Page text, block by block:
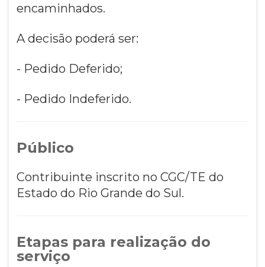
encaminhados.
A decisão poderá ser:
- Pedido Deferido;
- Pedido Indeferido.
Público
Contribuinte inscrito no CGC/TE do
Estado do Rio Grande do Sul.
Etapas para realização do
serviço